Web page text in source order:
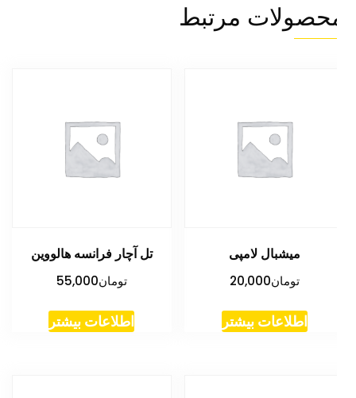
مرتبط
میشبال لامپی
تومان20,000
اطلاعات بیشتر
تل آچار فرانسه هالووین
تومان55,000
اطلاعات بیشتر